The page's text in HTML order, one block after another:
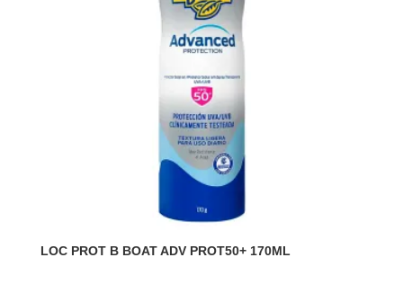
LOC PROT B BOAT ADV PROT50+ 170ML